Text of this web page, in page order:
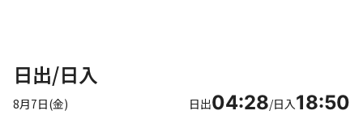
日出/日入
8月7日(金) 日出04:28/日入18:50